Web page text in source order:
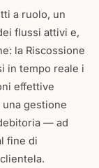
a ruolo, un
flussi attivi e,
la Riscossione
in tempo reale i
effettive
gestione
— ad
fine di